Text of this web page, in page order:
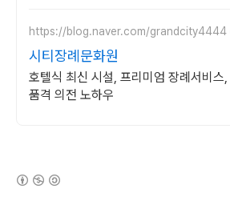
https://blog.naver.com/grandcity4444
시티장례문화원
호텔식 최신 시설, 프리미엄 장례서비스
품격 의전 노하우